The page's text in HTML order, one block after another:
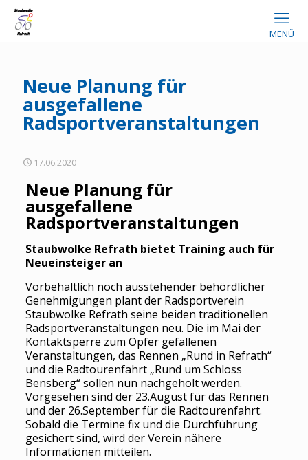
MENÜ
Neue Planung für
ausgefallene
Radsportveranstaltungen
17.06.2020
Neue Planung für
ausgefallene
Radsportveranstaltungen
Staubwolke Refrath bietet Training auch für
Neueinsteiger an
Vorbehaltlich noch ausstehender behördlicher
Genehmigungen plant der Radsportverein
Staubwolke Refrath seine beiden traditionellen
Radsportveranstaltungen neu. Die im Mai der
Kontaktsperre zum Opfer gefallenen
Veranstaltungen, das Rennen „Rund in Refrath“
und die Radtourenfahrt „Rund um Schloss
Bensberg“ sollen nun nachgeholt werden.
Vorgesehen sind der 23.August für das Rennen
und der 26.September für die Radtourenfahrt.
Sobald die Termine fix und die Durchführung
gesichert sind, wird der Verein nähere
Informationen mitteilen.